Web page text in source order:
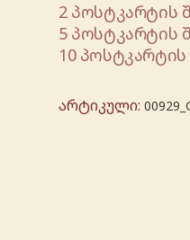
2 პოსტკარტის
5 პოსტკარტის
10
არტიკული: